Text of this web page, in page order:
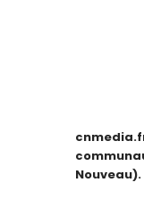
Nouveau).